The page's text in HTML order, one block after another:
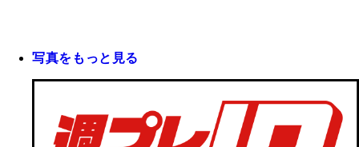
写真をもっと見る